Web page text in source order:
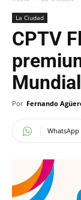
La Ciudad
CPTV
Por Fernando
WhatsApp